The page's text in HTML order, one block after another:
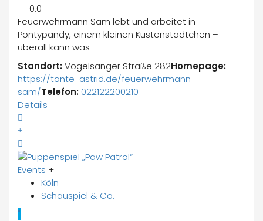
0.0
Feuerwehrmann Sam lebt und arbeitet in
Pontypandy, einem kleinen Küstenstädtchen –
überall kann was
Standort:Vogelsanger Straße 282Homepage:
https://tante-astrid.de/feuerwehrmann-
sam/Telefon:022122200210
Details
Events +
Köln
Schauspiel & Co.
"